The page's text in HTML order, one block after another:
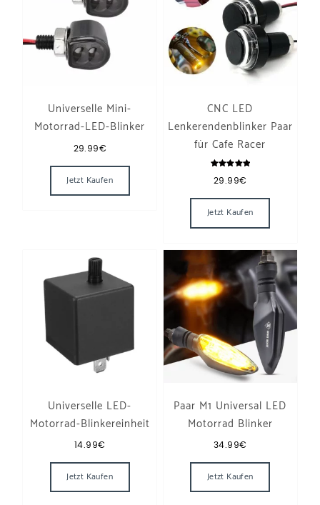
Universelle Mini-
Motorrad-LED-Blinker
29.99€
Jetzt Kaufen
Dieses Produkt weist mehrere Varianten auf. Die
CNC LED
Lenkerendenblinker Paar
für Cafe Racer
mit
29.99€
Jetzt Kaufen
Universelle LED-
Motorrad-Blinkereinheit
14.99€
Jetzt Kaufen
Paar M1 Universal LED
Motorrad Blinker
34.99€
Jetzt Kaufen